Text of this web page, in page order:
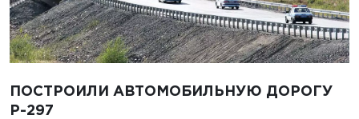
ПОСТРОИЛИ АВТОМОБИЛЬНУЮ ДОРОГУ
P-297